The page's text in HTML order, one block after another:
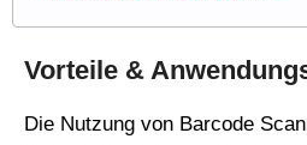
Vorteile &
Die Nutzung von Barcode